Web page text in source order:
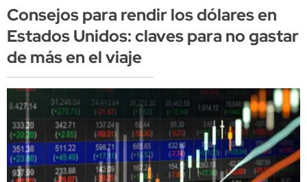
Consejos para rendir los dólares en
Estados Unidos: claves para no gastar
de más en el viaje